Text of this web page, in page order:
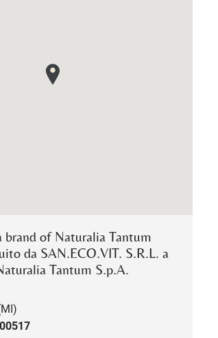
brand of Naturalia Tantum
da SAN.ECO.VIT. S.R.L. a
Tantum S.p.A.